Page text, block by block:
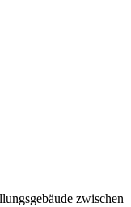
zwischen